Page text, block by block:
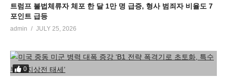
트럼프 불법체류자 체포 한 달 1만 명 급증, 형사 범죄자 비율도 7
포인트 급등
admin JULY 25, 2026
0